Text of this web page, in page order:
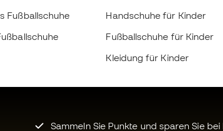
Fußballschuhe
Handschuhe für Kinder
Fußballschuhe für Kinder
Kleidung für Kinder
Sammeln Sie Punkte und sparen Sie